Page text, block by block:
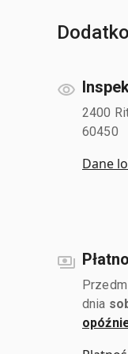
2400
60450
Dane
dnia